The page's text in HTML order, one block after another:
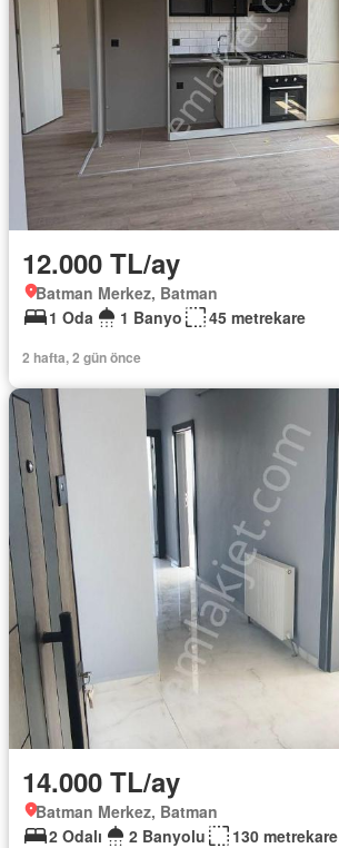
12.000 TL/ay
Batman Merkez, Batman
1 Oda
1 Banyo 45 metrekare
2 hafta, 2 gün önce
14.000 TL/ay
Batman Merkez, Batman
2 Odalı
2 Banyolu 130 metrekare